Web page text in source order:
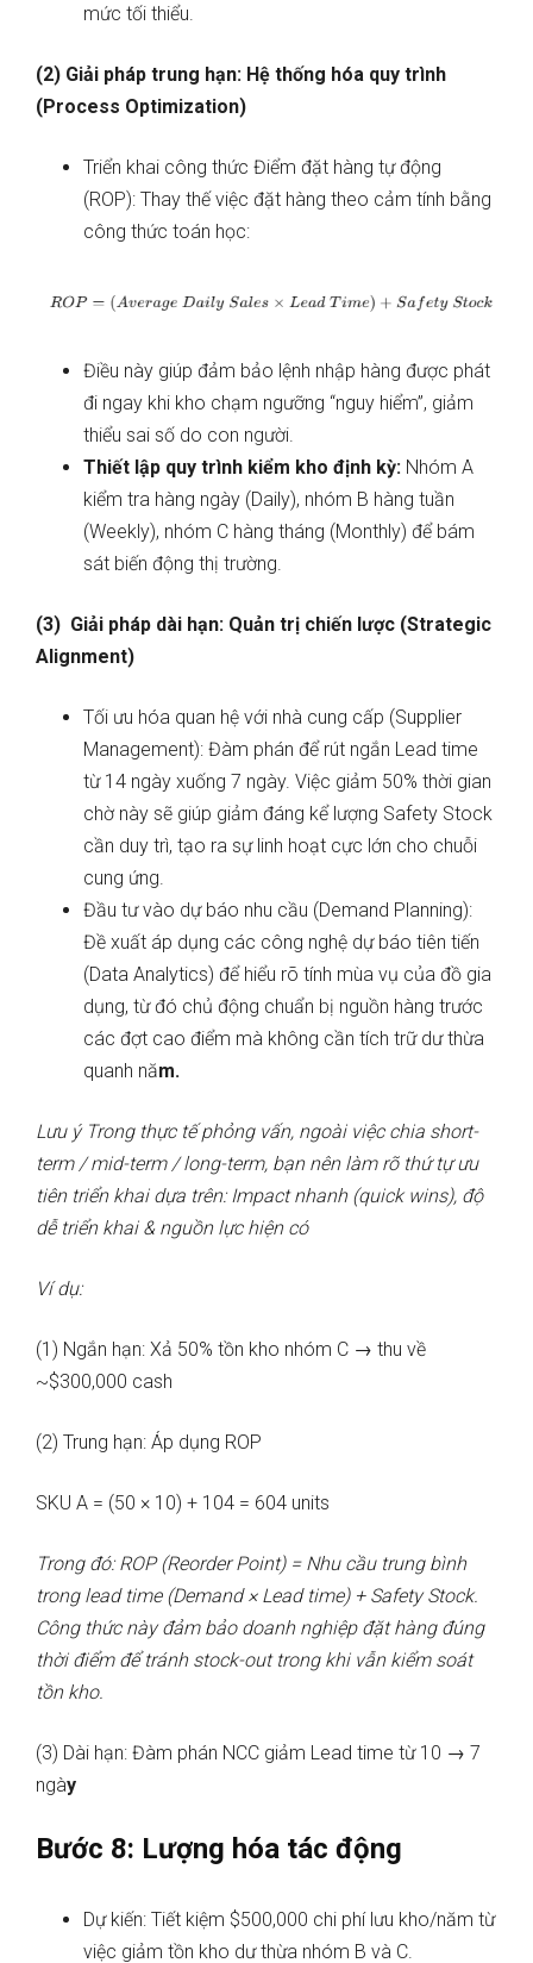
mức tối thiểu.
(2) Giải pháp trung hạn: Hệ thống hóa quy trình
(Process Optimization)
Triển khai công thức Điểm đặt hàng tự động
(ROP): Thay thế việc đặt hàng theo cảm tính bằng
công thức toán học:
Điều này giúp đảm bảo lệnh nhập hàng được phát
đi ngay khi kho chạm ngưỡng “nguy hiểm”, giảm
thiểu sai số do con người.
Thiết lập quy trình kiểm kho định kỳ: Nhóm A
kiểm tra hàng ngày (Daily), nhóm B hàng tuần
(Weekly), nhóm C hàng tháng (Monthly) để bám
sát biến động thị trường.
(3) Giải pháp dài hạn: Quản trị chiến lược (Strategic
Alignment)
Tối ưu hóa quan hệ với nhà cung cấp (Supplier
Management): Đàm phán để rút ngắn Lead time
từ 14 ngày xuống 7 ngày. Việc giảm 50% thời gian
chờ này sẽ giúp giảm đáng kể lượng Safety Stock
cần duy trì, tạo ra sự linh hoạt cực lớn cho chuỗi
cung ứng.
Đầu tư vào dự báo nhu cầu (Demand Planning):
Đề xuất áp dụng các công nghệ dự báo tiên tiến
(Data Analytics) để hiểu rõ tính mùa vụ của đồ gia
dụng, từ đó chủ động chuẩn bị nguồn hàng trước
các đợt cao điểm mà không cần tích trữ dư thừa
quanh năm.
Lưu ý Trong thực tế phỏng vấn, ngoài việc chia short-
term / mid-term / long-term, bạn nên làm rõ thứ tự ưu
tiên triển khai dựa trên: Impact nhanh (quick wins), độ
dễ triển khai & nguồn lực hiện có
Ví dụ:
(1) Ngắn hạn: Xả 50% tồn kho nhóm C → thu về
~$300,000 cash
(2) Trung hạn: Áp dụng ROP
SKU A = (50 × 10) + 104 = 604 units
Trong đó: ROP (Reorder Point) = Nhu cầu trung bình
trong lead time (Demand × Lead time) + Safety Stock.
Công thức này đảm bảo doanh nghiệp đặt hàng đúng
thời điểm để tránh stock-out trong khi vẫn kiểm soát
tồn kho.
(3) Dài hạn: Đàm phán NCC giảm Lead time từ 10 → 7
ngày
Bước 8: Lượng hóa tác động
Dự kiến: Tiết kiệm $500,000 chi phí lưu kho/năm từ
việc giảm tồn kho dư thừa nhóm B và C.